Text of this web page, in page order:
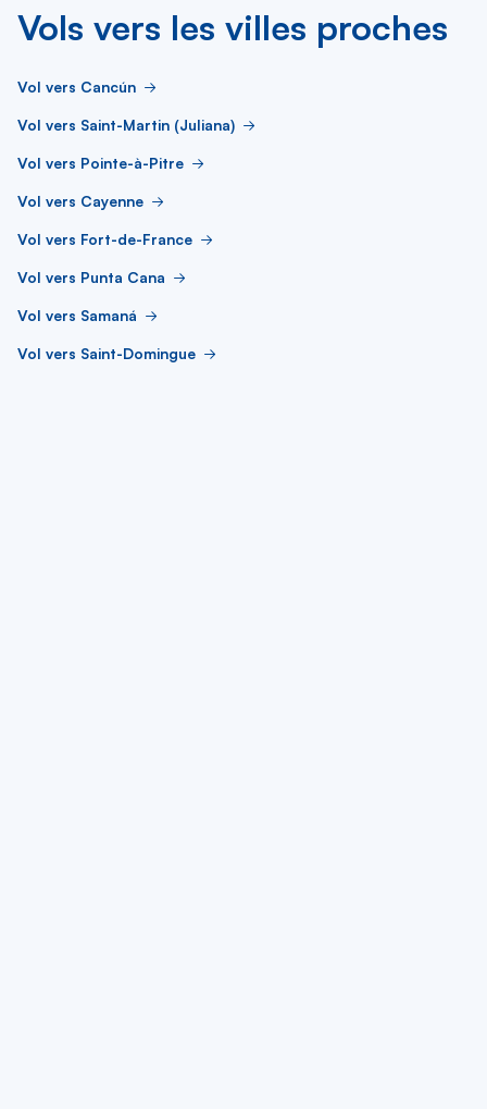
Vols vers les villes proches
Vol vers Cancún
Vol vers Saint-Martin (Juliana)
Vol vers Pointe-à-Pitre
Vol vers Cayenne
Vol vers Fort-de-France
Vol vers Punta Cana
Vol vers Samaná
Vol vers Saint-Domingue